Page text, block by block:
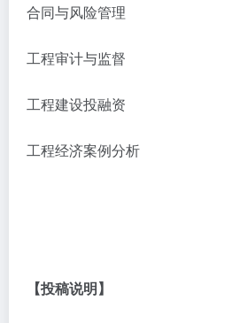
合同与风险管理
工程审计与监督
工程建设投融资
工程经济案例分析
【投稿说明】